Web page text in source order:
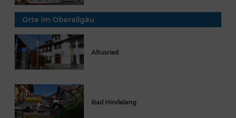
Orte im Oberallgäu
Altusried
Bad Hindelang